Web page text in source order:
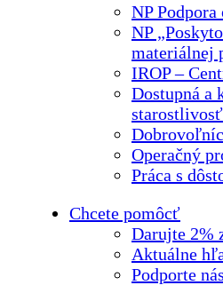
NP
NP
materiálnej
IROP –
Dostupná a
starostlivosť
Operačný
Práca s
Chcete pomôcť
Darujte 2%
Aktuálne
Podporte nás